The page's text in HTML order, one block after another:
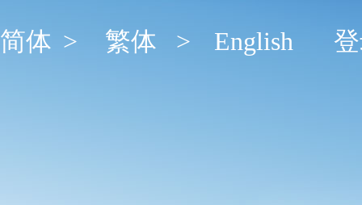
简体 > 繁体 > English